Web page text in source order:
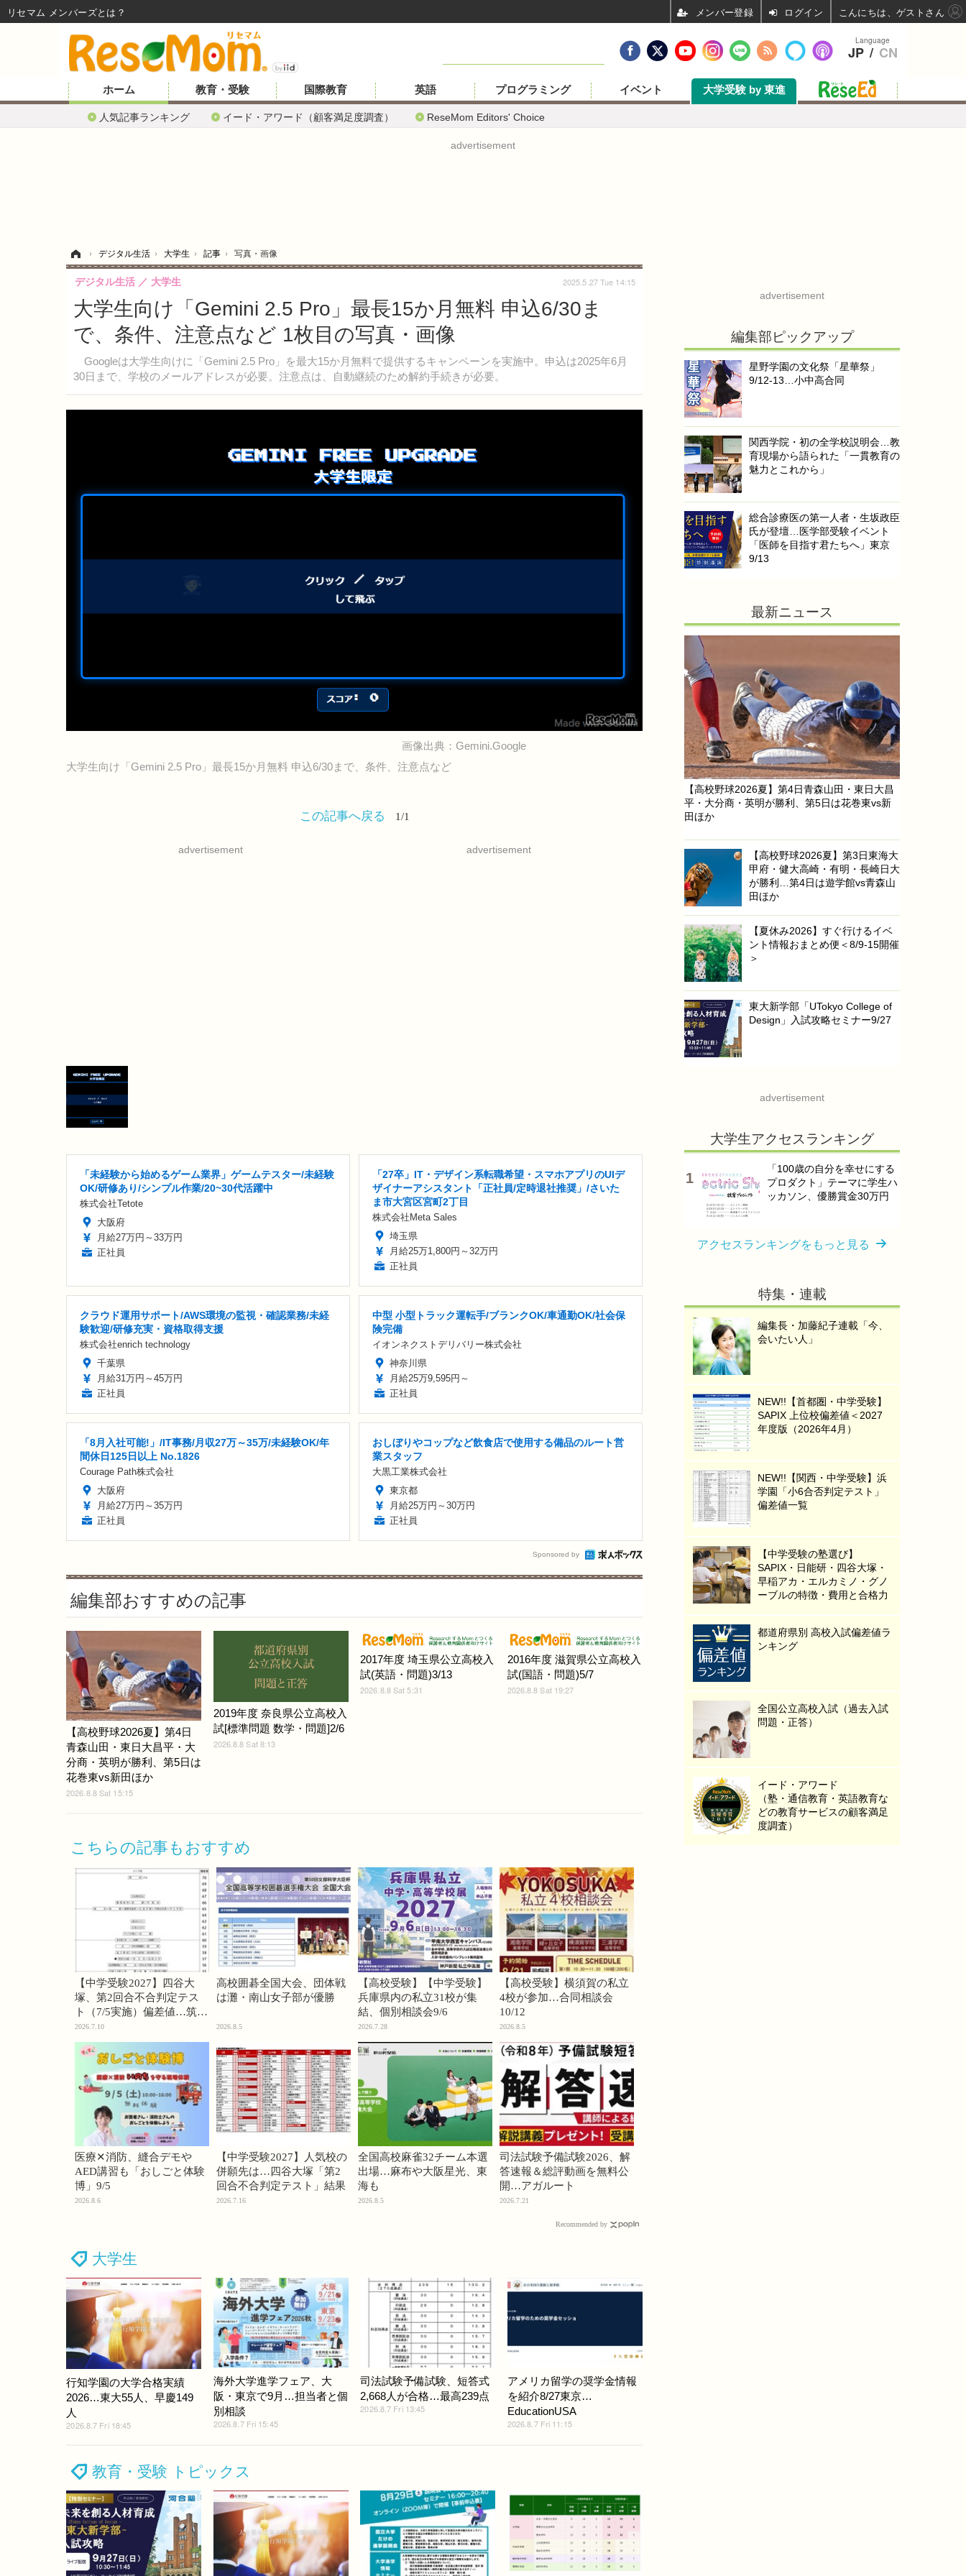
ホーム
人気記事ランキング イード・アワード（顧客満足度調査） ReseMom Editors' Choice
教育・受験 国際教育 英語 プログラミング イベント 大学受験 by 東進
advertisement
› デジタル生活 › 大学生 › 記事 › 写真・画像
大学生向け「Gemini 2.5 Pro」最長15か月無料 申込6/30ま
で、条件、注意点など 1枚目の写真・画像
Googleは大学生向けに「Gemini 2.5 Pro」を最大15か月無料で提供するキャンペーンを実施中。申込は2025年6月
30日まで、学校のメールアドレスが必要。注意点は、自動継続のため解約手続きが必要。
デジタル生活 大学生 2025.5.27 Tue 14:15
画像出典：Gemini.Google
大学生向け「Gemini 2.5 Pro」最長15か月無料 申込6/30まで、条件、注意点など
この記事へ戻る 1/1
advertisement advertisement
「未経験から始めるゲーム業界」ゲームテスター/未経験
OK/研修あり/シンプル作業/20~30代活躍中
株式会社Tetote
大阪府
月給27万円～33万円
正社員
「27卒」IT・デザイン系転職希望・スマホアプリのUIデ
ザイナーアシスタント「正社員/定時退社推奨」/さいた
ま市大宮区宮町2丁目
株式会社Meta Sales
埼玉県
月給25万1,800円～32万円
正社員
クラウド運用サポート/AWS環境の監視・確認業務/未経
験歓迎/研修充実・資格取得支援
株式会社enrich technology
千葉県
月給31万円～45万円
正社員
中型 小型トラック運転手/ブランクOK/車通勤OK/社会保
険完備
イオンネクストデリバリー株式会社
神奈川県
月給25万9,595円～
正社員
「8月入社可能!」/IT事務/月収27万～35万/未経験OK/年
間休日125日以上 No.1826
Courage Path株式会社
大阪府
月給27万円～35万円
正社員
おしぼりやコップなど飲食店で使用する備品のルート営
業スタッフ
大黒工業株式会社
東京都
月給25万円～30万円
正社員
Sponsored by
編集部おすすめの記事
【高校野球2026夏】第4日
青森山田・東日大昌平・大
分商・英明が勝利、第5日は
花巻東vs新田ほか
2026.8.8 Sat 15:15
2019年度 奈良県公立高校入
試[標準問題 数学・問題]2/6
2026.8.8 Sat 8:13
2017年度 埼玉県公立高校入
試(英語・問題)3/13
2026.8.8 Sat 5:31
2016年度 滋賀県公立高校入
試(国語・問題)5/7
2026.8.8 Sat 19:27
こちらの記事もおすすめ
【中学受験2027】四谷大
塚、第2回合不合判定テス
ト（7/5実施）偏差値…筑駒
74・桜蔭70＜PR＞
2026.7.10
高校囲碁全国大会、団体戦
は灘・南山女子部が優勝
2026.8.5
【高校受験】【中学受験】
兵庫県内の私立31校が集
結、個別相談会9/6
2026.7.28
【高校受験】横須賀の私立
4校が参加…合同相談会
10/12
2026.8.5
医療✕消防、縫合デモや
AED講習も「おしごと体験
博」9/5
2026.8.6
【中学受験2027】人気校の
併願先は…四谷大塚「第2
回合不合判定テスト」結果
2026.7.16
全国高校麻雀32チーム本選
出場…麻布や大阪星光、東
海も
2026.8.5
司法試験予備試験2026、解
答速報＆総評動画を無料公
開…アガルート
2026.7.21
Recommended by
大学生
行知学園の大学合格実績
2026…東大55人、早慶149
人
2026.8.7 Fri 18:45
海外大学進学フェア、大
阪・東京で9月…担当者と個
別相談
2026.8.7 Fri 15:45
司法試験予備試験、短答式
2,668人が合格…最高239点
2026.8.7 Fri 13:45
アメリカ留学の奨学金情報
を紹介8/27東京…
EducationUSA
2026.8.7 Fri 11:15
教育・受験 トピックス
advertisement
編集部ピックアップ
星野学園の文化祭「星華祭」
9/12-13…小中高合同
関西学院・初の全学校説明会…教
育現場から語られた「一貫教育の
魅力とこれから」
総合診療医の第一人者・生坂政臣
氏が登壇…医学部受験イベント
「医師を目指す君たちへ」東京
9/13
最新ニュース
【高校野球2026夏】第4日青森山田・東日大昌
平・大分商・英明が勝利、第5日は花巻東vs新
田ほか
【高校野球2026夏】第3日東海大
甲府・健大高崎・有明・長崎日大
が勝利…第4日は遊学館vs青森山
田ほか
【夏休み2026】すぐ行けるイベ
ント情報おまとめ便＜8/9-15開催
＞
東大新学部「UTokyo College of
Design」入試攻略セミナー9/27
advertisement
大学生アクセスランキング
「100歳の自分を幸せにする
プロダクト」テーマに学生ハ
ッカソン、優勝賞金30万円
アクセスランキングをもっと見る
特集・連載
編集長・加藤紀子連載「今、
会いたい人」
NEW!!【首都圏・中学受験】
SAPIX 上位校偏差値＜2027
年度版（2026年4月）
NEW!!【関西・中学受験】浜
学園「小6合否判定テスト」
偏差値一覧
【中学受験の塾選び】
SAPIX・日能研・四谷大塚・
早稲アカ・エルカミノ・グノ
ーブルの特徴・費用と合格力
都道府県別 高校入試偏差値ラ
ンキング
全国公立高校入試（過去入試
問題・正答）
イード・アワード
（塾・通信教育・英語教育な
どの教育サービスの顧客満足
度調査）
Language
JP / CN
リセマム メンバーズ ログイン こんにちは、ゲストさん